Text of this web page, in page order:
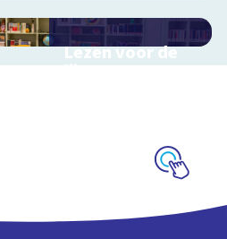
Lezen voor de
lijst